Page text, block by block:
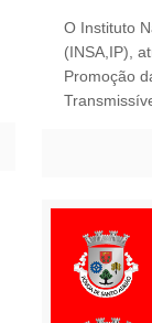
O Instituto
(INSA,IP),
Promoção